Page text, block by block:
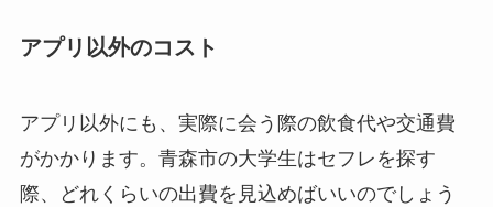
アプリ以外のコスト
アプリ以外にも、実際に会う際の飲食代や交通費
がかかります。青森市の大学生はセフレを探す
際、どれくらいの出費を見込めばいいのでしょう